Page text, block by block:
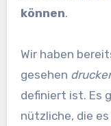
können.
Wir haben
gesehen
definiert ist. Es
nützliche, die